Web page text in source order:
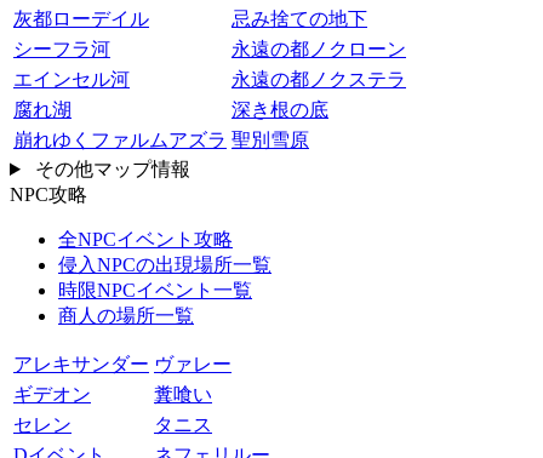
灰都ローデイル
忌み捨ての地下
シーフラ河
永遠の都ノクローン
エインセル河
永遠の都ノクステラ
腐れ湖
深き根の底
崩れゆくファルムアズラ 聖別雪原
その他マップ情報
NPC攻略
全NPCイベント攻略
侵入NPCの出現場所一覧
時限NPCイベント一覧
商人の場所一覧
アレキサンダー ヴァレー
ギデオン
糞喰い
セレン
タニス